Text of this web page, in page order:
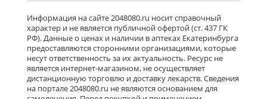
Информация на сайте 2048080.ru носит справочный
характер и не является публичной офертой (ст. 437 ГК
РФ). Данные о ценах и наличии в аптеках Екатеринбурга
предоставляются сторонними организациями, которые
несут ответственность за их актуальность. Ресурс не
является интернет-магазином, не осуществляет
дистанционную торговлю и доставку лекарств. Сведения
на портале 2048080.ru не являются основанием для